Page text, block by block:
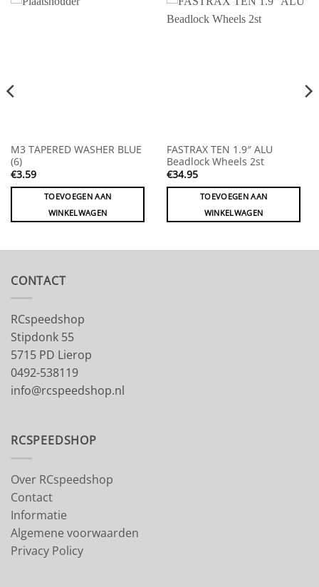
M3 TAPERED WASHER BLUE
(6)
€3.59
TOEVOEGEN AAN
WINKELWAGEN
FASTRAX TEN 1.9″ ALU
Beadlock Wheels 2st
€34.95
TOEVOEGEN AAN
WINKELWAGEN
CONTACT
RCspeedshop
Stipdonk 55
5715 PD Lierop
0492-538119
info@rcspeedshop.nl
RCSPEEDSHOP
Over RCspeedshop
Contact
Informatie
Algemene voorwaarden
Privacy Policy